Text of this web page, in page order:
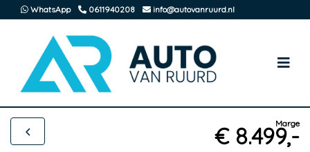
WhatsApp 0611940208 info@autovanruurd.nl
Marge
€ 8.499,-